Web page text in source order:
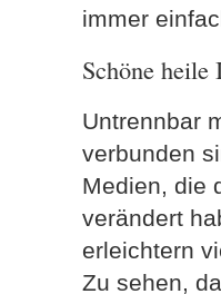
immer
Schöne heile
Untrennbar
verbunden
Medien, die
verändert
erleichtern
Zu sehen,